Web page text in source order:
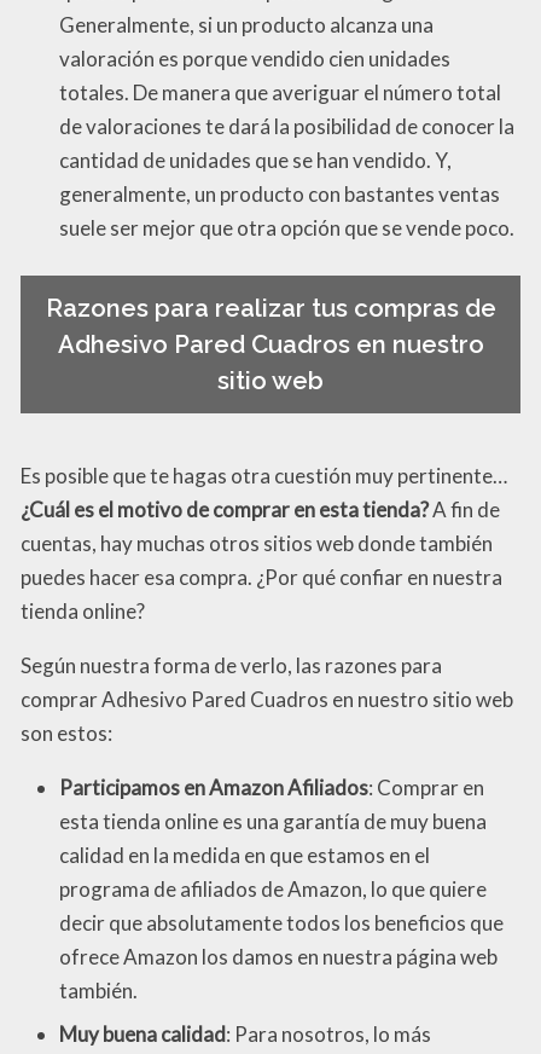
Generalmente, si un producto alcanza una
valoración es porque vendido cien unidades
totales. De manera que averiguar el número total
de valoraciones te dará la posibilidad de conocer la
cantidad de unidades que se han vendido. Y,
generalmente, un producto con bastantes ventas
suele ser mejor que otra opción que se vende poco.
Razones para realizar tus compras de
Adhesivo Pared Cuadros en nuestro
sitio web
Es posible que te hagas otra cuestión muy pertinente…
¿Cuál es el motivo de comprar en esta tienda?A fin de
cuentas, hay muchas otros sitios web donde también
puedes hacer esa compra. ¿Por qué confiar en nuestra
tienda online?
Según nuestra forma de verlo, las razones para
comprar Adhesivo Pared Cuadros en nuestro sitio web
son estos:
Participamos en Amazon Afiliados: Comprar en
esta tienda online es una garantía de muy buena
calidad en la medida en que estamos en el
programa de afiliados de Amazon, lo que quiere
decir que absolutamente todos los beneficios que
ofrece Amazon los damos en nuestra página web
también.
Muy buena calidad: Para nosotros, lo más